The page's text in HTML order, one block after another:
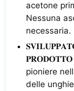
acetone
Nessuna
necessaria.
𝐏𝐑𝐎𝐃𝐎𝐓𝐓𝐎
pioniere
delle